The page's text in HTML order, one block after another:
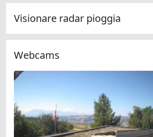
Visionare radar pioggia
Webcams